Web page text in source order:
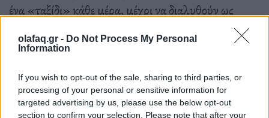
olafaq.gr - Do Not Process My Personal
Information
If you wish to opt-out of the sale, sharing to third parties, or
processing of your personal or sensitive information for
targeted advertising by us, please use the below opt-out
section to confirm your selection. Please note that after your
ένα «ταξίδι» κάθε μέρα, μέχρι να διαλυθούν ως
πραγματικότητα και μέχρι τα τέλη των ‘70s